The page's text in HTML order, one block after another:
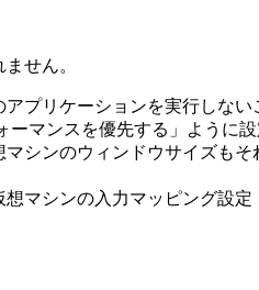
せん。
プリケーションを実行しない
ーマンスを優先する」ように
シンのウィンドウサイズも
マシンの入力マッピング設定